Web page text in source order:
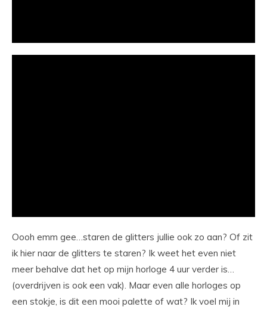
Oooh emm gee…staren de glitters jullie ook zo aan? Of zit
ik hier naar de glitters te staren? Ik weet het even niet
meer behalve dat het op mijn horloge 4 uur verder is…
(overdrijven is ook een vak). Maar even alle horloges op
een stokje, is dit een mooi palette of wat? Ik voel mij in